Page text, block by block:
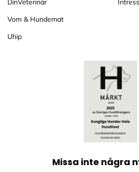
DinVeterinär
Vom & Hundemat
Uhip
Missa inte några